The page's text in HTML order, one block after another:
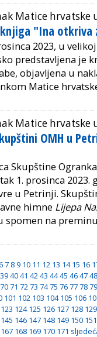
Matice hrvatske
"Ina otkriva
2023, u
predstavljena je
objavljena u
Matice
Matice hrvatske
OMH u
Skupštine
1. prosinca
u Petrinji.
himne Lijepa
na
6 7 8 9 10 11 12 13 14 15 16
394041 4243 4445 464748
70 71 72 73 74 75 76 77 78 79
101 102 103 104 105 106
123 124 125 126 127 128 129
145 146 147 148 149 150 151
167 168 169 170 171